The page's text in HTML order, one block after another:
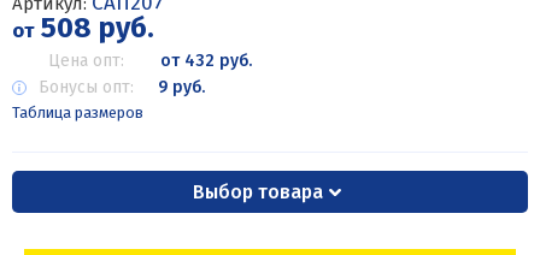
от508 руб.
Цена опт:
от 432 руб.
Бонусы опт:
9 руб.
Таблица размеров
Выбор товара